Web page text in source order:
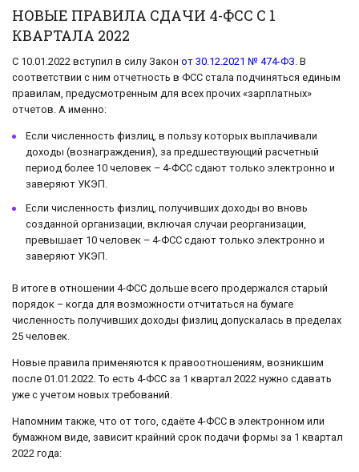
НОВЫЕ ПРАВИЛА СДАЧИ 4-ФСС С 1
КВАРТАЛА 2022
С 10.01.2022 вступил в силу Закон от 30.12.2021 № 474-ФЗ. В
соответствии с ним отчетность в ФСС стала подчиняться единым
правилам, предусмотренным для всех прочих «зарплатных»
отчетов. А именно:
Если численность физлиц, в пользу которых выплачивали
доходы (вознаграждения), за предшествующий расчетный
период более 10 человек – 4-ФСС сдают только электронно и
заверяют УКЭП.
Если численность физлиц, получивших доходы во вновь
созданной организации, включая случаи реорганизации,
превышает 10 человек – 4-ФСС сдают только электронно и
заверяют УКЭП.
В итоге в отношении 4-ФСС дольше всего продержался старый
порядок – когда для возможности отчитаться на бумаге
численность получивших доходы физлиц допускалась в пределах
25 человек.
Новые правила применяются к правоотношениям, возникшим
после 01.01.2022. То есть 4-ФСС за 1 квартал 2022 нужно сдавать
уже с учетом новых требований.
Напомним также, что от того, сдаёте 4-ФСС в электронном или
бумажном виде, зависит крайний срок подачи формы за 1 квартал
2022 года: